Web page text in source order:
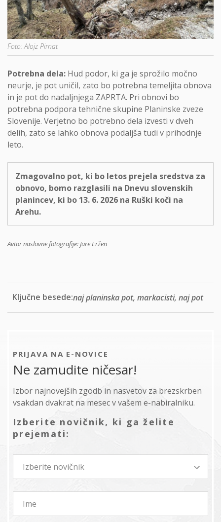
Foto: Alojz Pirnat
Potrebna dela: Hud podor, ki ga je sprožilo močno
neurje, je pot uničil, zato bo potrebna temeljita obnova
in je pot do nadaljnjega ZAPRTA. Pri obnovi bo
potrebna podpora tehnične skupine Planinske zveze
Slovenije. Verjetno bo potrebno dela izvesti v dveh
delih, zato se lahko obnova podaljša tudi v prihodnje
leto.
Zmagovalno pot, ki bo letos prejela sredstva za
obnovo, bomo razglasili na Dnevu slovenskih
planincev, ki bo 13. 6. 2026 na Ruški koči na
Arehu.
Avtor naslovne fotografije: Jure Eržen
Ključne besede:naj planinska pot, markacisti, naj pot
PRIJAVA NA E-NOVICE
Ne zamudite ničesar!
Izbor najnovejših zgodb in nasvetov za brezskrben
vsakdan dvakrat na mesec v vašem e-nabiralniku.
Izberite novičnik, ki ga želite
prejemati:
Izberite novičnik
Ime